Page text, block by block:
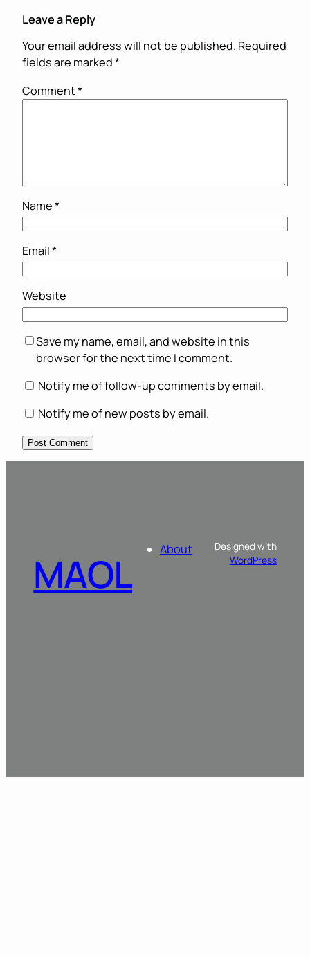
Leave a Reply
Your email address will not be published. Required
fields are marked*
Comment*
Name*
Email*
Website
Save my name, email, and website in this
browser for the next time I comment.
Notify me of follow-up comments by email.
Notify me of new posts by email.
MAOL About
Designed with
WordPress